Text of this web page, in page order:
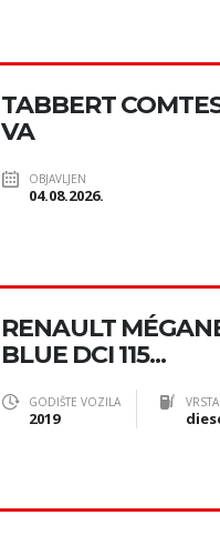
TABBERT
VA
OBJAVLJEN
04.08.2026.
RENAULT
BLUE DCI 115...
GODIŠTE VOZILA
2019